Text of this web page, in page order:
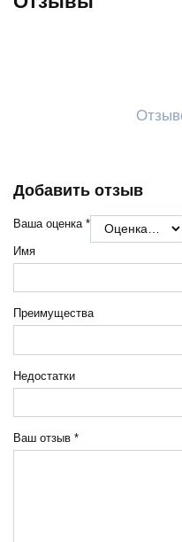
Добавить отзыв
Ваша оценка *
Ваш отзыв *
Имя
Преимущества
Недостатки